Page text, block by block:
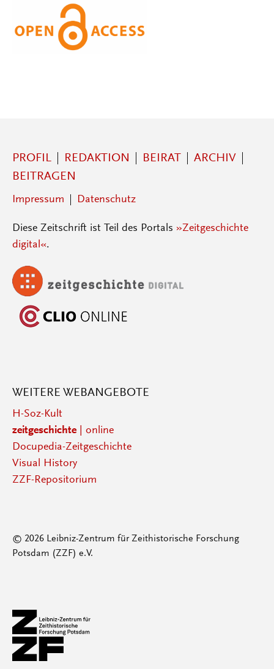
PROFIL REDAKTION BEIRAT
ARCHIV
BEITRAGEN
Impressum Datenschutz
Diese Zeitschrift ist Teil des Portals »Zeitgeschichte
digital«.
WEITERE WEBANGEBOTE
H-Soz-Kult
zeitgeschichte| online
Docupedia-Zeitgeschichte
Visual History
ZZF-Repositorium
© 2026 Leibniz-Zentrum für Zeithistorische Forschung
Potsdam (ZZF) e.V.